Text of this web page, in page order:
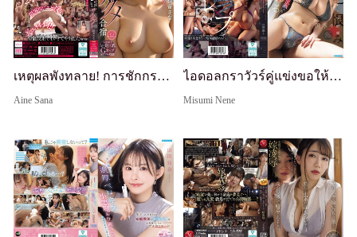
เหตุผลพังทลาย! การชักกระตุกที่หยุดไม่ได้! ทำลายนักยิมนาสติกเยาวชนชั้นยอด! ค่ายฝึกออร์กาซึมจำกัด 24 ชั่วโมง Sana Aine
Aine Sana
ไอดอลกราวัวร์คู่แข่งขอให้ข่มขืนแก้แค้นเพราะอิจฉาความงามที่ล้นหลามและสไตล์ที่สมบูรณ์แบบ: ราชินีกราวัวร์สวย มิตสึสึมิ เนเน่ ถูกแอบดูและรุมเย็ดในชุดว่ายน้ำลามกระหว่างการถ่ายวิดีโอภาพ
Misumi Nene